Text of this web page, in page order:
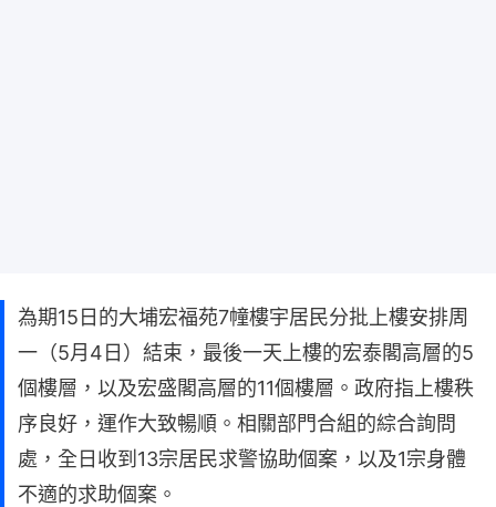
為期15日的大埔宏福苑7幢樓宇居民分批上樓安排周
一（5月4日）結束，最後一天上樓的宏泰閣高層的5
個樓層，以及宏盛閣高層的11個樓層。政府指上樓秩
序良好，運作大致暢順。相關部門合組的綜合詢問
處，全日收到13宗居民求警協助個案，以及1宗身體
不適的求助個案。